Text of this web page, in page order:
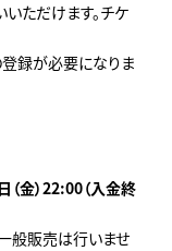
ただけます。チケ
録が必要になりま
金）22:00（入金終
般販売は行いませ